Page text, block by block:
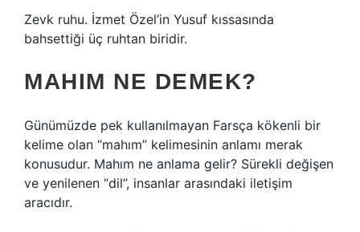
Zevk ruhu. İzmet Özel’in Yusuf kıssasında
bahsettiği üç ruhtan biridir.
MAHIM NE DEMEK?
Günümüzde pek kullanılmayan Farsça kökenli bir
kelime olan “mahım” kelimesinin anlamı merak
konusudur. Mahım ne anlama gelir? Sürekli değişen
ve yenilenen “dil”, insanlar arasındaki iletişim
aracıdır.